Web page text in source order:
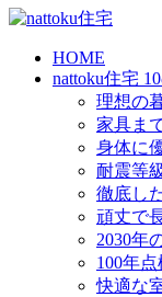
HOME
nattoku住宅
理想の
家具ま
身体に
耐震等
徹底し
頑丈で
2030年
100年
快適な